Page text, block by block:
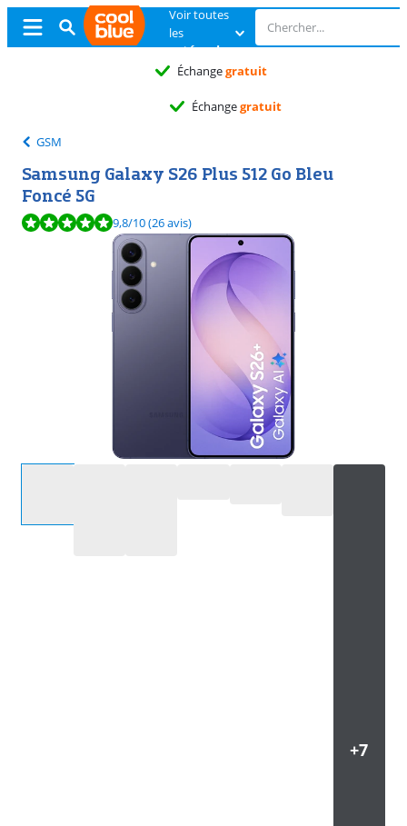
Voir toutes
les
catégories
Échangegratuit
Échangegratuit
GSM
Samsung Galaxy S26 Plus 512 Go Bleu
Foncé 5G
La note est de 9,8 sur 10, basée sur 26 avis.
9,8/10(26 avis)